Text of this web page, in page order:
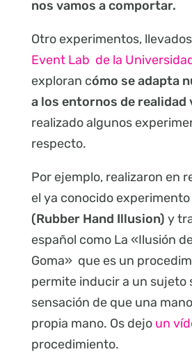
nos vamos a comportar.
Otro experimentos,
Event Lab de la
exploran cómo se adapta
a los entornos de realidad
realizado algunos
respecto.
Por ejemplo, realizaron en
el ya conocido
(Rubber Hand Illusion) y
español como La «Ilusión
Goma» que es un
permite inducir a un sujeto
sensación de que una
propia mano. Os dejo un
procedimiento.